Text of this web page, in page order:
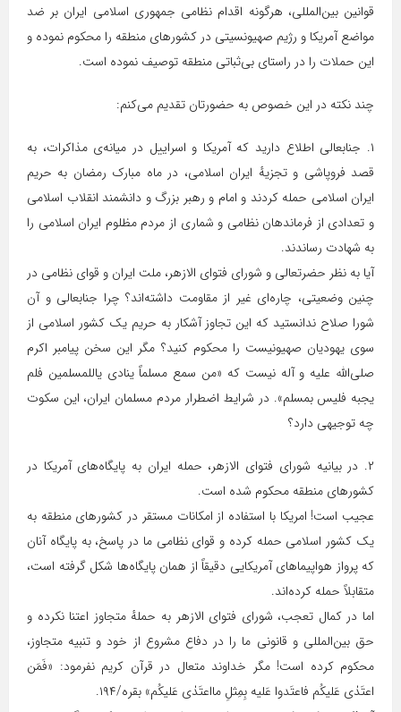
قوانین بین‌المللی، هرگونه اقدام نظامی جمهوری اسلامی ایران بر ضد
مواضع آمریکا و رژیم صهیونسیتی در کشورهای منطقه را محکوم نموده و
این حملات را در راستای بی‌ثباتی منطقه توصیف نموده است.
چند نکته در این خصوص به حضورتان تقدیم می‌کنم:
۱. جنابعالی اطلاع دارید که آمریکا و اسراییل در میانه‌ی مذاکرات، به
قصد فروپاشی و تجزیهٔ ایران اسلامی، در ماه مبارک رمضان به حریم
ایران اسلامی حمله کردند و امام و رهبر بزرگ و دانشمند انقلاب اسلامی
و تعدادی از فرماندهان نظامی و شماری از مردم مظلوم ایران اسلامی را
به شهادت رساندند.
آیا به نظر حضرتعالی و شورای فتوای الازهر، ملت ایران و قوای نظامی در
چنین وضعیتی، چاره‌ای غیر از مقاومت داشته‌اند؟ چرا جنابعالی و آن
شورا صلاح ندانستید که این تجاوز آشکار به حریم یک کشور اسلامی از
سوی یهودیان صهیونیست را محکوم کنید؟ مگر این سخن پیامبر اکرم
صلی‌الله علیه و آله نیست که «من سمع مسلماً ینادی یاللمسلمین فلم
یجبه فلیس بمسلم». در شرایط اضطرار مردم مسلمان ایران، این سکوت
چه توجیهی دارد؟
۲. در بیانیه شورای فتوای الازهر، حمله ایران به پایگاه‌های آمریکا در
کشورهای منطقه محکوم شده است.
عجیب است! امریکا با استفاده از امکانات مستقر در کشورهای منطقه به
یک کشور اسلامی حمله کرده‌ و قوای نظامی ما در پاسخ، به پایگاه آنان
که پرواز هواپیماهای آمریکایی دقیقاً از همان پایگاه‌ها شکل گرفته است،
متقابلاً حمله کرده‌اند.
اما در کمال تعجب، شورای فتوای الازهر به حملهٔ متجاوز اعتنا نکرده و
حق بین‌المللی و قانونی ما را در دفاع مشروع از خود و تنبیه متجاوز،
محکوم کرده است! مگر خداوند متعال در قرآن کریم نفرمود: «فَمَن
اعتَدٰی عَلیکُم فاعتَدوا عَلیه بِمِثلِ مااعتَدٰی عَلیکُم» بقره/۱۹۴.